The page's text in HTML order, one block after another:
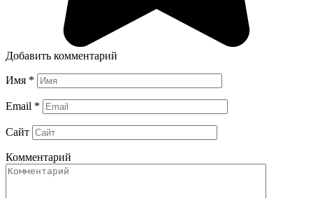
Добавить комментарий
Имя *
Email *
Сайт
Комментарий